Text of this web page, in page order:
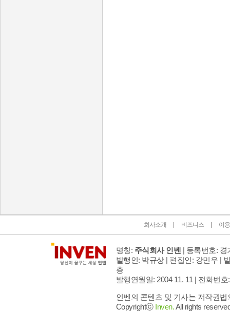
회사소개 비즈니스 이
명칭: 주식회사 인벤 | 등록번호: 경
발행인: 박규상 | 편집인: 강민우 |
층
발행연월일: 2004 11. 11 | 전화번호
인벤의 콘텐츠 및 기사는 저작권
Copyrightⓒ Inven.All rights